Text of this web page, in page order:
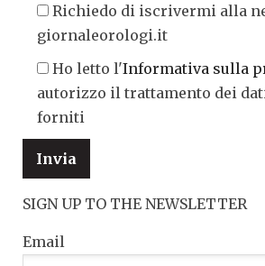
Richiedo di iscrivermi alla
giornaleorologi.it
Ho letto l'Informativa sulla
autorizzo il trattamento dei
forniti
SIGN UP TO THE NEWSLETTER
Email